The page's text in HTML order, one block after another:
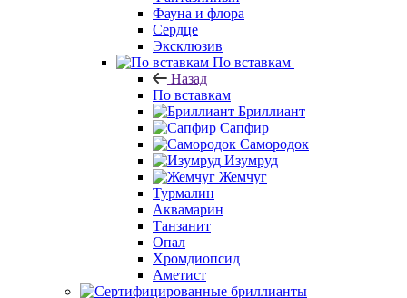
Фауна и флора
Сердце
Эксклюзив
По вставкам
Назад
По вставкам
Бриллиант
Сапфир
Самородок
Изумруд
Жемчуг
Турмалин
Аквамарин
Танзанит
Опал
Хромдиопсид
Аметист